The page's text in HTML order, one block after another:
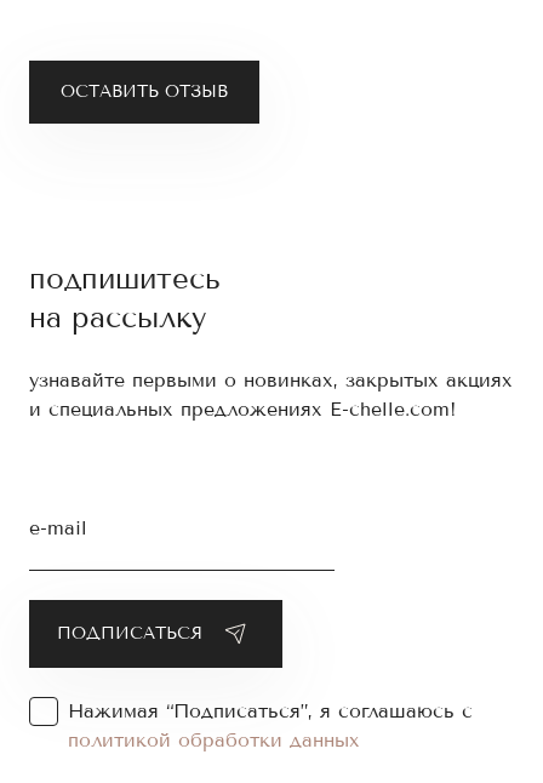
ОСТАВИТЬ ОТЗЫВ
подпишитесь
на рассылку
узнавайте первыми о новинках, закрытых акциях
и специальных предложениях E-chelle.com!
e-mail
Нажимая “Подписаться”, я соглашаюсь с
политикой обработки данных